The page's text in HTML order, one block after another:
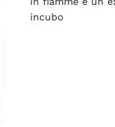
incubo